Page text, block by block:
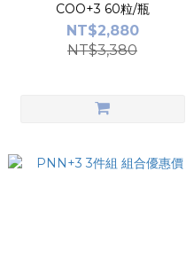
COO+3 60粒/瓶
NT$2,880
NT$3,380